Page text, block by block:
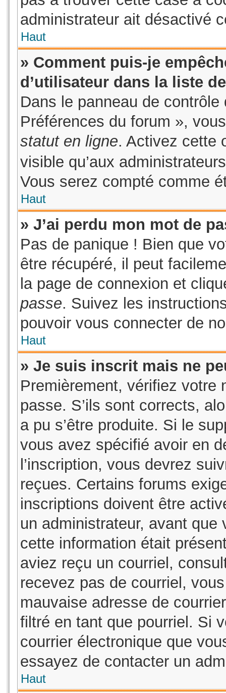
administrateur ait désactivé
Haut
» Comment puis-je
d’utilisateur dans la liste
Dans le panneau de contrôle
Préférences du forum »,
statut en ligne. Activez cette
visible qu’aux
Vous serez compté comme
Haut
» J’ai perdu mon mot de
Pas de panique ! Bien que
être récupéré, il peut
la page de connexion et
passe. Suivez les
pouvoir vous connecter de
Haut
» Je suis inscrit mais ne
Premièrement, vérifiez votre
passe. S’ils sont corrects,
a pu s’être produite. Si le
vous avez spécifié avoir en
l’inscription, vous devrez
reçues. Certains forums
inscriptions doivent être
un administrateur, avant
cette information était
aviez reçu un courriel,
recevez pas de courriel,
mauvaise adresse de
filtré en tant que pourriel. Si
courrier électronique que
essayez de contacter un
Haut